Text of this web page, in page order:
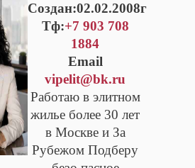
Cоздан:02.02.2008г
Тф:+7 903 708
1884
Email
vipelit@bk.ru
Работаю в элитном
жилье более 30 лет
в Москве и За
Рубежом Подберу